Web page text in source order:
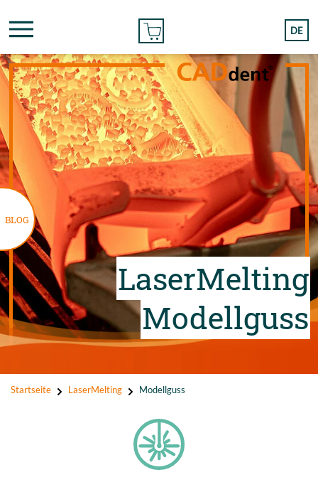
DE
LaserMelting
Modellguss
Startseite LaserMelting Modellguss
BLOG